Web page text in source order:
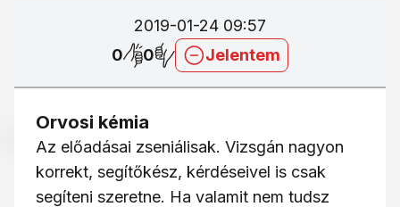
2019-01-24 09:57
0
0 Jelentem
Orvosi kémia
Az előadásai zseniálisak. Vizsgán nagyon
korrekt, segítőkész, kérdéseivel is csak
segíteni szeretne. Ha valamit nem tudsz